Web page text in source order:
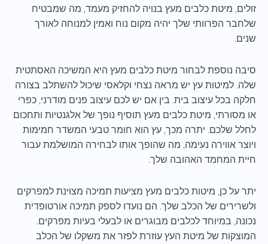
זולים, מיטת כלבים מעץ בנויה להחזיק מעמד, מה שמבטיח
שלחבר הפרוותי שלך יהיה מקום נוח ואמין למנוחה לאורך
שנים.
סיבה נוספת לבחור מיטת כלבים מעץ היא המשיכה האסתטית
שלה. למיטות עץ יש מראה נצחי וקלאסי שיכול להשתלב בצורה
חלקה בכל עיצוב בית. בין אם יש לכם עיצוב פנים מודרני, כפרי
או מסורתי, מיטת כלבים מעץ תוסיף נופך של אלגנטיות ותחכום
לחלל שלכם. יתרה מכך, עץ הוא חומר טבעי המשדר חמימות
ויוצר אווירה נעימה, מה שהופך אותו לבחירה המושלמת עבור
חיית המחמד האהובה שלך.
יתר על כן, מיטות כלבים מעץ מציעות תמיכה מצוינת למפרקים
ולשרירים של הכלב שלך. הם נועדו לספק תמיכה אורטופדית
נכונה, במיוחד לכלבים מבוגרים או לבעלי בעיות מפרקים.
המוצקות של מיטת העץ עוזרת לפזר את משקלו של הכלב